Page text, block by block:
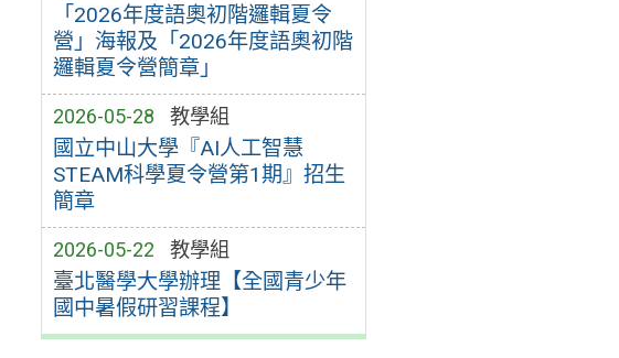
「2026年度語奧初階邏輯夏令
營」海報及「2026年度語奧初階
邏輯夏令營簡章」
2026-05-28 教學組
國立中山大學『AI人工智慧
STEAM科學夏令營第1期』招生
簡章
2026-05-22 教學組
臺北醫學大學辦理【全國青少年
國中暑假研習課程】